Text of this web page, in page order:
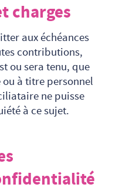
charges
aux échéances
contributions,
ou sera tenu, que
à titre personnel
ne puisse
à ce sujet.